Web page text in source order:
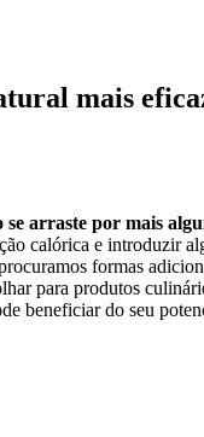
mais
arraste por mais
calórica e introduzir
formas
para produtos
beneficiar do seu